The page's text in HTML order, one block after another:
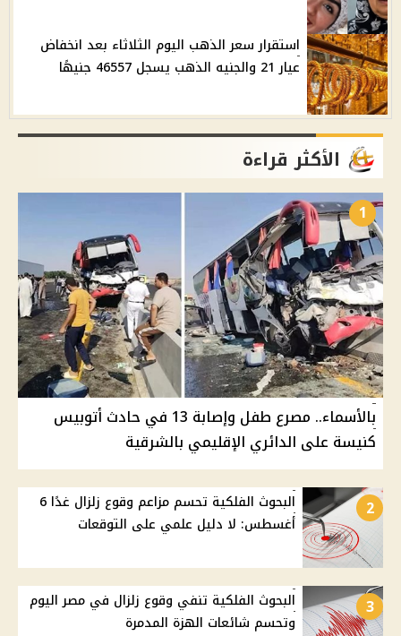
استقرار سعر الذهب اليوم الثلاثاء بعد انخفاض
عيار 21 والجنيه الذهب يسجل 46557 جنيهًا
الأكثر قراءة
1
بالأسماء.. مصرع طفل وإصابة 13 في حادث أتوبيس
كنيسة على الدائري الإقليمي بالشرقية
2
البحوث الفلكية تحسم مزاعم وقوع زلزال غدًا 6
أغسطس: لا دليل علمي على التوقعات
3
البحوث الفلكية تنفي وقوع زلزال في مصر اليوم
وتحسم شائعات الهزة المدمرة